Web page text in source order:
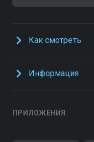
Как смотреть
Информация
ПРИЛОЖЕНИЯ